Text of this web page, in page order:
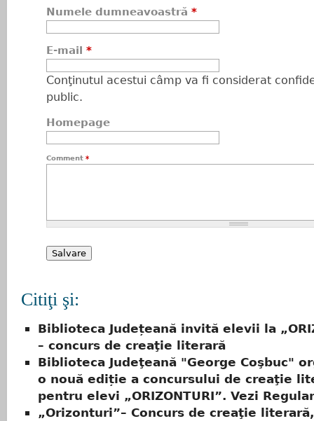
Numele dumneavoastră *
E-mail *
Conţinutul acestui câmp va fi considerat
public.
Homepage
Comment *
Citiţi şi:
Biblioteca Județeană invită elevii la
– concurs de creaţie literară
Biblioteca Judeţeană "George Coşbuc"
o nouă ediție a concursului de creaţie
pentru elevi „ORIZONTURI”. Vezi
„Orizonturi”– Concurs de creaţie